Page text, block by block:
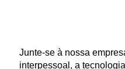
Junte-se à nossa
interpessoal, a